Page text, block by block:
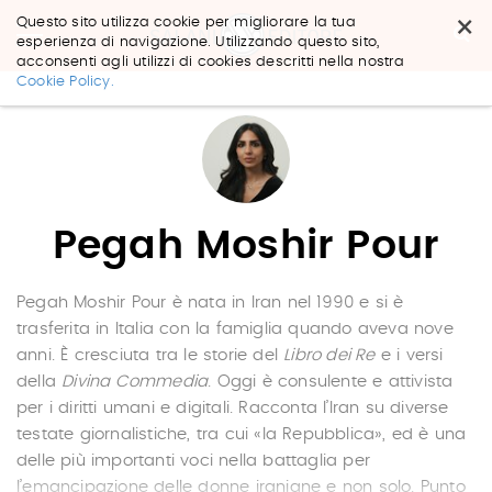
×
Questo sito utilizza cookie per migliorare la tua
esperienza di navigazione. Utilizzando questo sito,
acconsenti agli utilizzi di cookies descritti nella nostra
Cookie Policy.
Salta
Pegah Moshir Pour
Pegah Moshir Pour è nata in Iran nel 1990 e si è
trasferita in Italia con la famiglia quando aveva nove
anni. È cresciuta tra le storie del Libro dei Ree i versi
della Divina Commedia. Oggi è consulente e attivista
per i diritti umani e digitali. Racconta l’Iran su diverse
testate giornalistiche, tra cui «la Repubblica», ed è una
delle più importanti voci nella battaglia per
l’emancipazione delle donne iraniane e non solo. Punto